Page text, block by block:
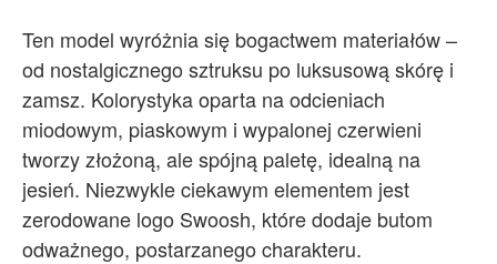
Ten model wyróżnia się bogactwem materiałów –
od nostalgicznego sztruksu po luksusową skórę i
zamsz. Kolorystyka oparta na odcieniach
miodowym, piaskowym i wypalonej czerwieni
tworzy złożoną, ale spójną paletę, idealną na
jesień. Niezwykle ciekawym elementem jest
zerodowane logo Swoosh, które dodaje butom
odważnego, postarzanego charakteru.